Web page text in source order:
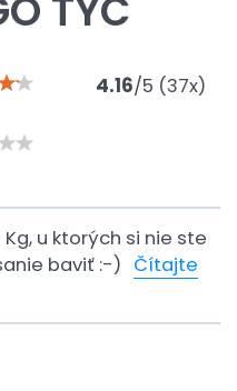
TYČ
4.16/5 (37x)
u ktorých si nie ste
baviť :-) Čítajte